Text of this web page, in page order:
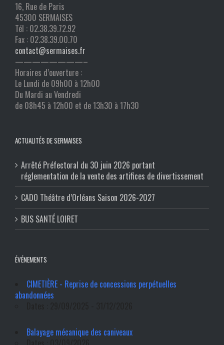
16, Rue de Paris
45300 SERMAISES
Tél : 02.38.39.72.92
Fax : 02.38.39.00.70
contact@sermaises.fr
————————–
Horaires d’ouverture :
Le Lundi de 09h00 à 12h00
Du Mardi au Vendredi
de 08h45 à 12h00 et de 13h30 à 17h30
ACTUALITÉS DE SERMAISES
Arrêté Préfectoral du 30 juin 2026 portant
réglementation de la vente des artifices de divertissement
CADO Théâtre d’Orléans Saison 2026-2027
BUS SANTÉ LOIRET
ÉVÉNEMENTS
CIMETIÈRE - Reprise de concessions perpétuelles
abandonnées
Balayage mécanique des caniveaux